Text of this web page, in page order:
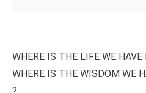
WHERE IS THE LIFE WE
WHERE IS THE WISDOM WE